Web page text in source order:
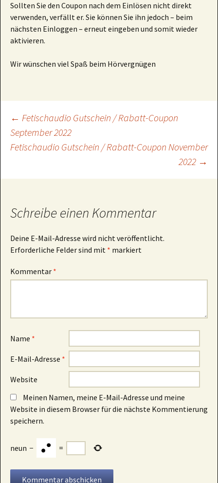
Sollten Sie den Coupon nach dem Einlösen nicht direkt
verwenden, verfällt er. Sie können Sie ihn jedoch – beim
nächsten Einloggen – erneut eingeben und somit wieder
aktivieren.
Wir wünschen viel Spaß beim Hörvergnügen
Beitragsnavigation
← Fetischaudio Gutschein / Rabatt-Coupon
September 2022
Fetischaudio Gutschein / Rabatt-Coupon November
2022 →
Schreibe einen Kommentar
Deine E-Mail-Adresse wird nicht veröffentlicht.
Erforderliche Felder sind mit * markiert
Kommentar *
Name *
E-Mail-Adresse *
Website
Meinen Namen, meine E-Mail-Adresse und meine
Website in diesem Browser für die nächste Kommentierung
speichern.
neun − =